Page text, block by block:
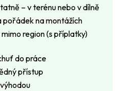
– v terénu nebo v dílně
pořádek na montážích
region (s příplatky)
do práce
přístup